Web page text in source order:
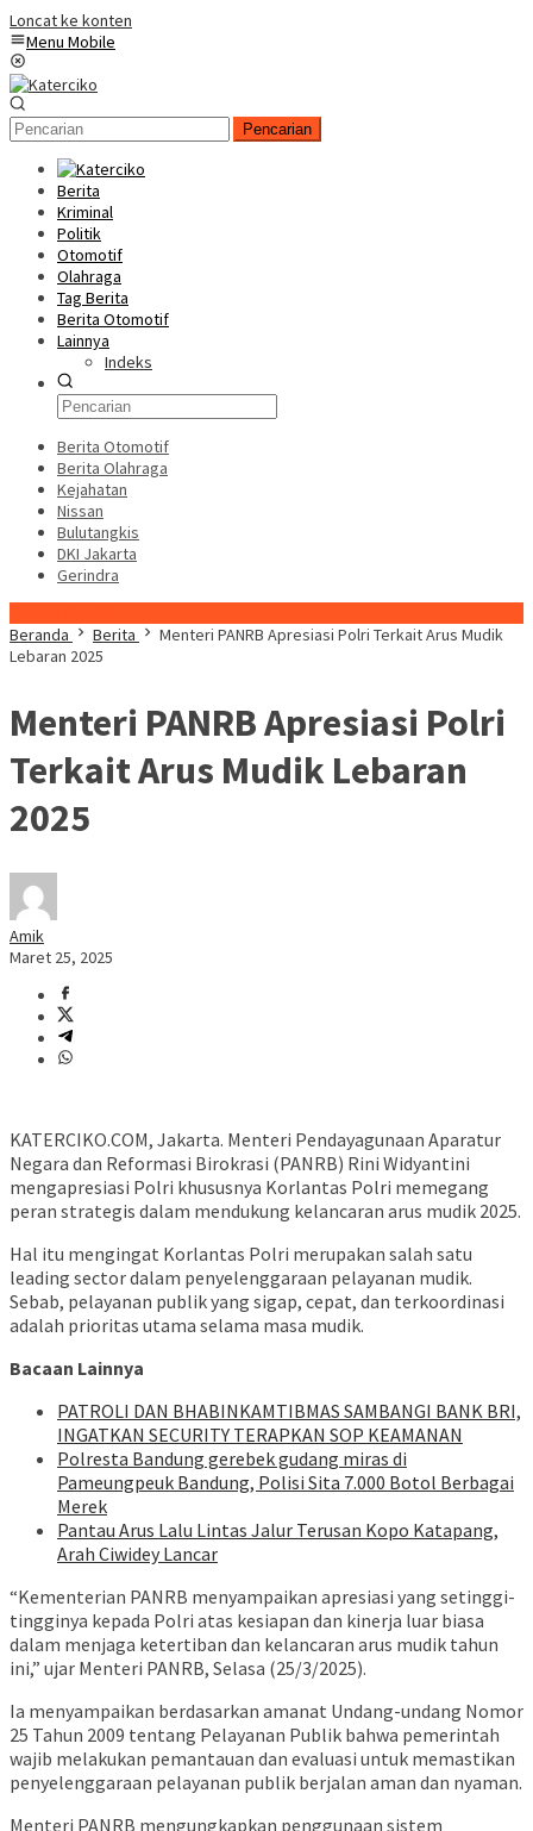
Loncat ke konten
Menu Mobile
Pencarian
Berita
Kriminal
Politik
Otomotif
Olahraga
Tag Berita
Berita Otomotif
Lainnya
Indeks
Berita Otomotif
Berita Olahraga
Kejahatan
Nissan
Bulutangkis
DKI Jakarta
Gerindra
Beranda
Berita
Menteri PANRB Apresiasi Polri Terkait Arus Mudik
Lebaran 2025
Menteri PANRB Apresiasi Polri
Terkait Arus Mudik Lebaran
2025
Amik
Maret 25, 2025
KATERCIKO.COM, Jakarta. Menteri Pendayagunaan Aparatur
Negara dan Reformasi Birokrasi (PANRB) Rini Widyantini
mengapresiasi Polri khususnya Korlantas Polri memegang
peran strategis dalam mendukung kelancaran arus mudik 2025.
Hal itu mengingat Korlantas Polri merupakan salah satu
leading sector dalam penyelenggaraan pelayanan mudik.
Sebab, pelayanan publik yang sigap, cepat, dan terkoordinasi
adalah prioritas utama selama masa mudik.
Bacaan Lainnya
‎PATROLI DAN BHABINKAMTIBMAS SAMBANGI BANK BRI,
INGATKAN SECURITY TERAPKAN SOP KEAMANAN
Polresta Bandung gerebek gudang miras di
Pameungpeuk Bandung, Polisi Sita 7.000 Botol Berbagai
Merek
Pantau Arus Lalu Lintas Jalur Terusan Kopo Katapang,
Arah Ciwidey Lancar
“Kementerian PANRB menyampaikan apresiasi yang setinggi-
tingginya kepada Polri atas kesiapan dan kinerja luar biasa
dalam menjaga ketertiban dan kelancaran arus mudik tahun
ini,” ujar Menteri PANRB, Selasa (25/3/2025).
Ia menyampaikan berdasarkan amanat Undang-undang Nomor
25 Tahun 2009 tentang Pelayanan Publik bahwa pemerintah
wajib melakukan pemantauan dan evaluasi untuk memastikan
penyelenggaraan pelayanan publik berjalan aman dan nyaman.
Menteri PANRB mengungkapkan penggunaan sistem